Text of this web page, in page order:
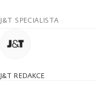
J&T SPECIALISTA
J&T REDAKCE